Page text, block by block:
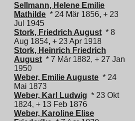
Sellmann, Helene Emilie
Mathilde * 24 Mär 1856, + 23
Jul 1945
Stork, Friedrich August * 8
Aug 1854, + 23 Apr 1918
Stork, Heinrich Friedrich
August * 7 Mär 1882, + 27 Jan
1950
Weber, Emilie Auguste * 24
Mai 1873
Weber, Karl Ludwig * 23 Okt
1824, + 13 Feb 1876
Weber, Karoline Elise